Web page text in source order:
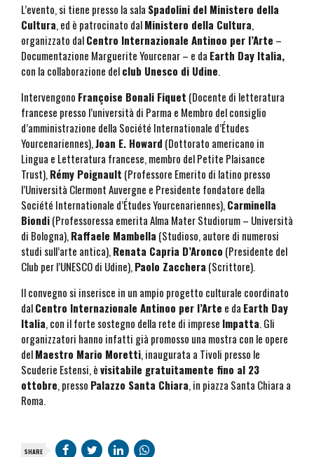
L’evento, si tiene presso la sala Spadolini del Ministero della
Cultura, ed è patrocinato dalMinistero della Cultura,
organizzato dalCentro Internazionale Antinoo per l’Arte –
Documentazione Marguerite Yourcenar – e da Earth Day Italia,
con la collaborazione delclub Unesco di Udine.
Intervengono Françoise Bonali Fiquet (Docente di letteratura
francese presso l’università di Parma e Membro del consiglio
d’amministrazione della Société Internationale d’Études
Yourcenariennes),Joan E. Howard (Dottorato americano in
Lingua e Letteratura francese, membro del Petite Plaisance
Trust),Rémy Poignault (Professore Emerito di latino presso
l’Università Clermont Auvergne e Presidente fondatore della
Société Internationale d’Études Yourcenariennes),Carminella
Biondi(Professoressa emerita Alma Mater Studiorum – Università
di Bologna),Raffaele Mambella (Studioso, autore di numerosi
studi sull’arte antica),Renata Capria D’Aronco (Presidente del
Club per l’UNESCO di Udine),Paolo Zacchera (Scrittore).
Il convegno si inserisce in un ampio progetto culturale coordinato
dalCentro Internazionale Antinoo per l’Arte e da Earth Day
Italia, con il forte sostegno della rete di imprese Impatta. Gli
organizzatori hanno infatti già promosso una mostra con le opere
delMaestro Mario Moretti, inaugurata a Tivoli presso le
Scuderie Estensi, èvisitabile gratuitamente fino al 23
ottobre, presso Palazzo Santa Chiara, in piazza Santa Chiara a
Roma.
SHARE